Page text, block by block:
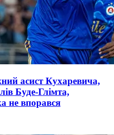
асист Кухаревича,
Буде-Глімта,
не впорався